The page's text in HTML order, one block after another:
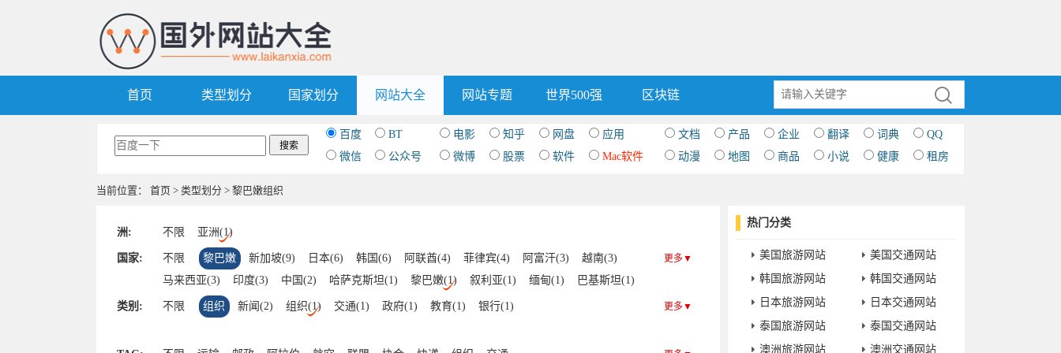
首页 类型划分 国家划分 网站大全 网站专题 世界500强 区块链
百度 BT 电影 知乎 网盘 应用 文档 产品 企业 翻译 词典
QQ
微信
公众号 微博 股票 软件 Mac软件 动漫 地图 商品 小说 健康 租房
当前位置： 首页 > 类型划分 > 黎巴嫩组织
洲: 不限 亚洲(1)
国家: 不限 黎巴嫩 新加坡(9) 日本(6) 韩国(6) 阿联酋(4) 菲律宾(4) 阿富汗(3)
越南(3)
马来西亚(3)
印度(3) 中国(2) 哈萨克斯坦(1) 黎巴嫩(1) 叙利亚(1) 缅甸(1)
巴基斯坦(1)
伊朗(1)
泰国(1) 印度尼西亚(1) 以色列(1) 卡塔尔(1) 沙特阿拉伯(1)
更多▼
类别: 不限 组织 新闻(2) 组织(1) 交通(1) 政府(1) 教育(1) 银行(1) 更多▼
热门分类
美国旅游网站
美国交通网站
韩国旅游网站
韩国交通网站
日本旅游网站
日本交通网站
泰国旅游网站
泰国交通网站
澳洲旅游网站
澳洲交通网站